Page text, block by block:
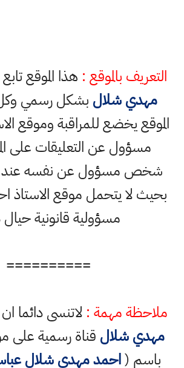
التعريف بالموقع : هذا الموقع
مهدي شلال بشكل رسمي وكل
الموقع يخضع للمراقبة وموقع
مسؤول عن التعليقات على
شخص مسؤول عن نفسه عند
بحيث لا يتحمل موقع الاستاذ
مسؤولية قانونية
==========
ملاحظة مهمة : لاتنسى دائما ان
مهدي شلال قناة رسمية على
باسم (احمد مهدي شلال